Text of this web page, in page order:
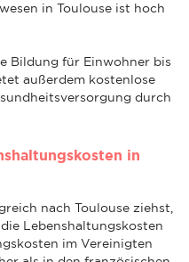
in Toulouse ist hoch
Bildung für Einwohner bis
außerdem kostenlose
durch
in
nach Toulouse ziehst,
Lebenshaltungskosten
im Vereinigten